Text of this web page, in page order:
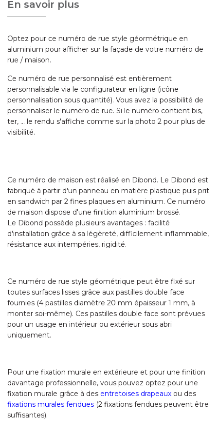
En savoir plus
Optez pour ce numéro de rue style géormétrique en
aluminium pour afficher sur la façade de votre numéro de
rue / maison.
Ce numéro de rue personnalisé est entièrement
personnalisable via le configurateur en ligne (icône
personnalisation sous quantité). Vous avez la possibilité de
personnaliser le numéro de rue. Si le numéro contient bis,
ter, ... le rendu s'affiche comme sur la photo 2 pour plus de
visibilité.
Ce numéro de maison est réalisé en Dibond. Le Dibond est
fabriqué à partir d'un panneau en matière plastique puis prit
en sandwich par 2 fines plaques en aluminium. Ce numéro
de maison dispose d'une finition aluminium brossé.
Le Dibond possède plusieurs avantages : facilité
d'installation grâce à sa légèreté, difficilement inflammable,
résistance aux intempéries, rigidité.
Ce numéro de rue style géométrique peut être fixé sur
toutes surfaces lisses grâce aux pastilles double face
fournies (4 pastilles diamètre 20 mm épaisseur 1 mm, à
monter soi-même). Ces pastilles double face sont prévues
pour un usage en intérieur ou extérieur sous abri
uniquement.
Pour une fixation murale en extérieure et pour une finition
davantage professionnelle, vous pouvez optez pour une
fixation murale grâce à des entretoises drapeaux ou des
fixations murales fendues (2 fixations fendues peuvent être
suffisantes).